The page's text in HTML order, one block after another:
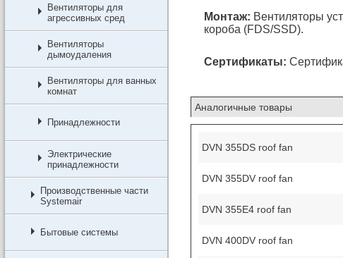
Вентиляторы для
агрессивных сред
Вентиляторы
дымоудаления
Вентиляторы для ванных
комнат
Принадлежности
Электрические
принадлежности
Производственные части
Systemair
Бытовые системы
Монтаж: Вентиляторы
короба (FDS/SSD).
Сертификаты:
Аналогичные товары
DVN 355DS roof fan
DVN 355DV roof fan
DVN 355E4 roof fan
DVN 400DV roof fan